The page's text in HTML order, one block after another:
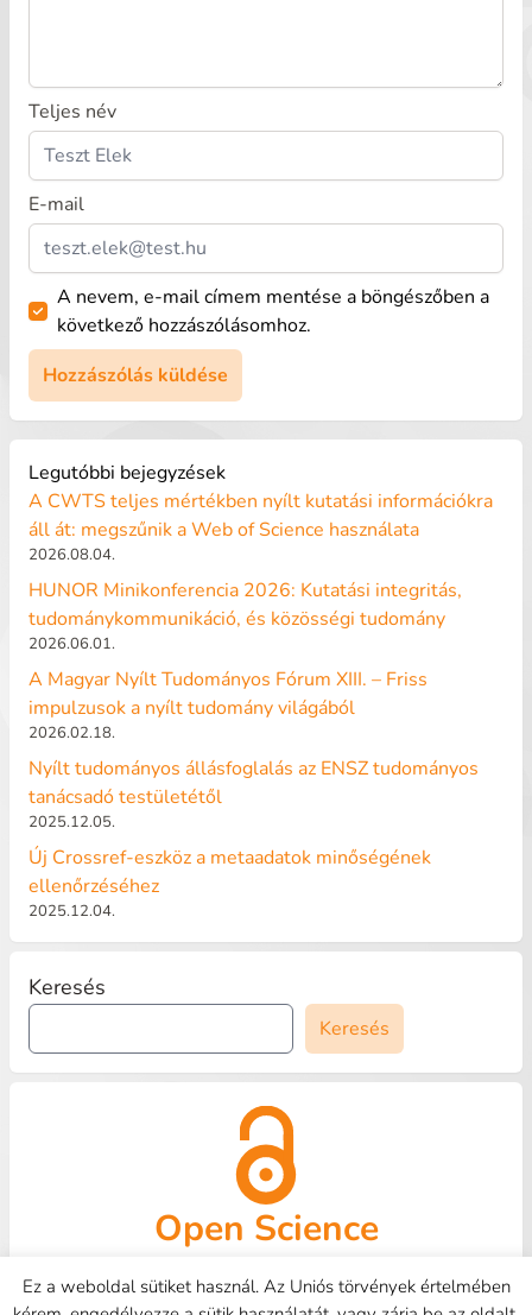
Teljes név
E-mail
A nevem, e-mail címem mentése a böngészőben a
következő hozzászólásomhoz.
Legutóbbi bejegyzések
A CWTS teljes mértékben nyílt kutatási információkra
áll át: megszűnik a Web of Science használata
2026.08.04.
HUNOR Minikonferencia 2026: Kutatási integritás,
tudománykommunikáció, és közösségi tudomány
2026.06.01.
A Magyar Nyílt Tudományos Fórum XIII. – Friss
impulzusok a nyílt tudomány világából
2026.02.18.
Nyílt tudományos állásfoglalás az ENSZ tudományos
tanácsadó testületétől
2025.12.05.
Új Crossref-eszköz a metaadatok minőségének
ellenőrzéséhez
2025.12.04.
Keresés
Keresés
Open Science
Ez a weboldal sütiket használ. Az Uniós törvények értelmében